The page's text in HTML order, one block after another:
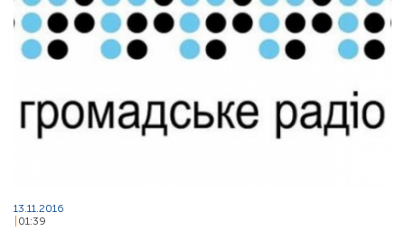
13.11.2016
01:39